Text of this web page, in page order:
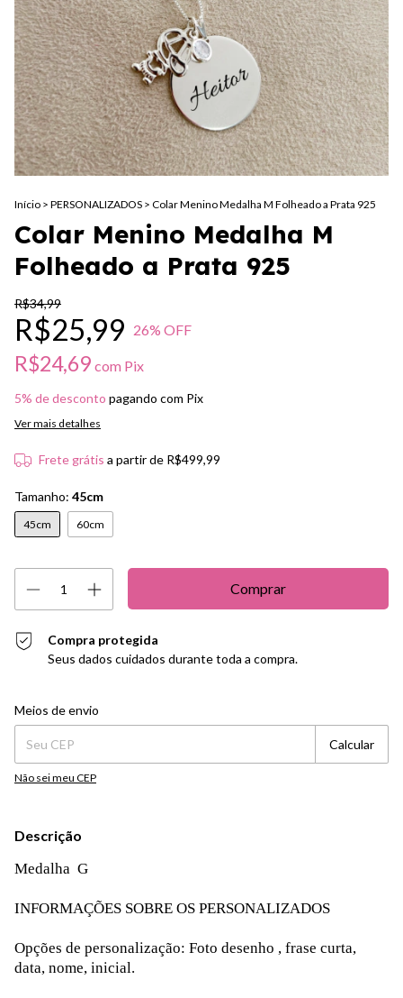
Início > PERSONALIZADOS > Colar Menino Medalha M Folheado a Prata 925
Colar Menino Medalha M
Folheado a Prata 925
R$34,99
R$25,99 26% OFF
R$24,69 com Pix
5% de desconto pagando com Pix
Ver mais detalhes
Frete grátis a partir de R$499,99
Tamanho: 45cm
45cm 60cm
Compra protegida
Seus dados cuidados durante toda a compra.
Entregas para o CEP:
Meios de envio
Calcular
Não sei meu CEP
Descrição
Medalha G
INFORMAÇÕES SOBRE OS PERSONALIZADOS
Opções de personalização: Foto desenho , frase curta,
data, nome, inicial.